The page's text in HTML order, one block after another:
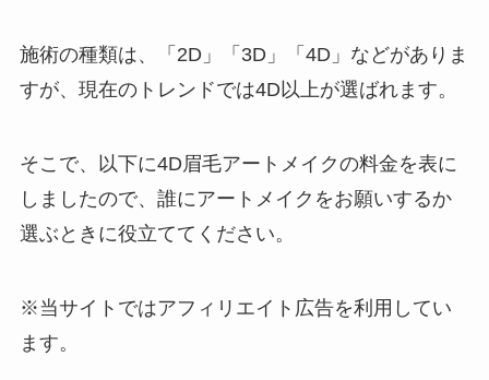
施術の種類は、「2D」「3D」「4D」などがありま
すが、現在のトレンドでは4D以上が選ばれます。
そこで、以下に4D眉毛アートメイクの料金を表に
しましたので、誰にアートメイクをお願いするか
選ぶときに役立ててください。
※当サイトではアフィリエイト広告を利用してい
ます。